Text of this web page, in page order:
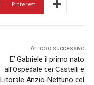
Pinterest
Articolo successivo
E’ Gabriele il primo nato
all’Ospedale dei Castelli e
Litorale Anzio-Nettuno del